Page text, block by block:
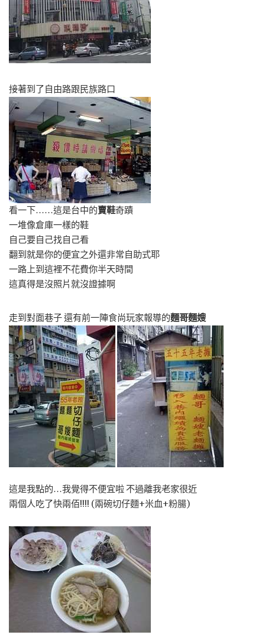
接著到了自由路跟民族路口
看一下……這是台中的賣鞋奇蹟
一堆像倉庫一樣的鞋
自己要自己找自己看
翻到就是你的便宜之外還非常自助式耶
一路上到這裡不花費你半天時間
這真得是沒照片就沒證據啊
走到對面巷子 還有前一陣食尚玩家報導的麵哥麵嫂
這是我點的…我覺得不便宜啦 不過離我老家很近
兩個人吃了快兩佰!!!! (兩碗切仔麵+米血+粉腸)